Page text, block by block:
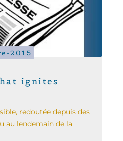
2015
ignites
redoutée depuis des
au lendemain de la